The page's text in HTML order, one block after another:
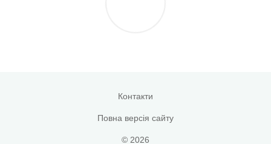
Контакти
Повна версія сайту
© 2026